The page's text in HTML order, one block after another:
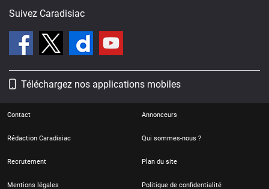
Suivez Caradisiac
Téléchargez nos applications mobiles
Contact Annonceurs
Rédaction Caradisiac Qui sommes-nous ?
Recrutement Plan du site
Mentions légales Politique de confidentialité